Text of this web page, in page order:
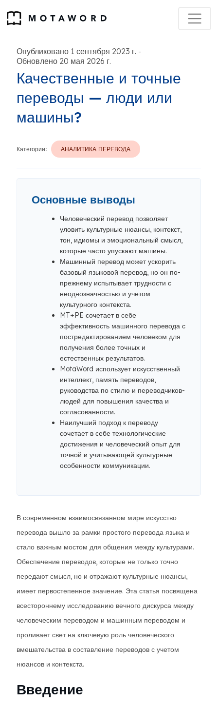
Опубликовано 1 сентября 2023 г. -
Обновлено 20 мая 2026 г.
Качественные и точные
переводы — люди или
машины?
Категории: АНАЛИТИКА ПЕРЕВОДА
Основные выводы
Человеческий перевод позволяет
уловить культурные нюансы, контекст,
тон, идиомы и эмоциональный смысл,
которые часто упускают машины.
Машинный перевод может ускорить
базовый языковой перевод, но он по-
прежнему испытывает трудности с
неоднозначностью и учетом
культурного контекста.
MT+PE сочетает в себе
эффективность машинного перевода с
постредактированием человеком для
получения более точных и
естественных результатов.
MotaWord использует искусственный
интеллект, память переводов,
руководства по стилю и переводчиков-
людей для повышения качества и
согласованности.
Наилучший подход к переводу
сочетает в себе технологические
достижения и человеческий опыт для
точной и учитывающей культурные
особенности коммуникации.
В современном взаимосвязанном мире искусство
перевода вышло за рамки простого перевода языка и
стало важным мостом для общения между культурами.
Обеспечение переводов, которые не только точно
передают смысл, но и отражают культурные нюансы,
имеет первостепенное значение. Эта статья посвящена
всестороннему исследованию вечного дискурса между
человеческим переводом и машинным переводом и
проливает свет на ключевую роль человеческого
вмешательства в составление переводов с учетом
нюансов и контекста.
Введение